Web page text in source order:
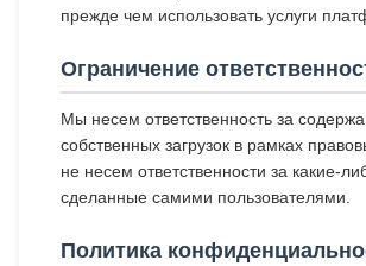
прежде чем использовать услуги
Ограничение
Мы несем ответственность за
собственных загрузок в рамках
не несем ответственности за какие-
сделанные самими пользователями.
Политика